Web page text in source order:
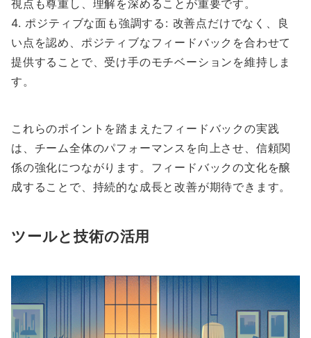
視点も尊重し、理解を深めることが重要です。
4. ポジティブな面も強調する: 改善点だけでなく、良
い点を認め、ポジティブなフィードバックを合わせて
提供することで、受け手のモチベーションを維持しま
す。
これらのポイントを踏まえたフィードバックの実践
は、チーム全体のパフォーマンスを向上させ、信頼関
係の強化につながります。フィードバックの文化を醸
成することで、持続的な成長と改善が期待できます。
ツールと技術の活用